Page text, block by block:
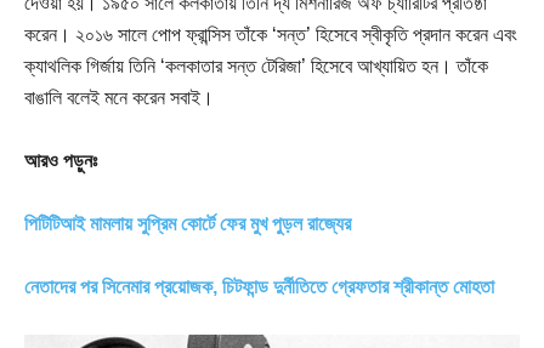
করেন। ২০১৬ সালে পোপ ফ্রান্সিস তাঁকে ‘সন্ত’ হিসেবে স্বীকৃতি প্রদান করেন এবং
ক্যাথলিক গির্জায় তিনি ‘কলকাতার সন্ত টেরিজা’ হিসেবে আখ্যায়িত হন। তাঁকে
বাঙালি বলেই মনে করেন সবাই।
আরও পড়ুনঃ
পিটিটিআই মামলায় সুপ্রিম কোর্টে ফের মুখ পুড়ল রাজ্যের
নেতাদের পর সিনেমার প্রয়োজক, চিটফান্ড দুর্নীতিতে গ্রেফতার শ্রীকান্ত মোহতা